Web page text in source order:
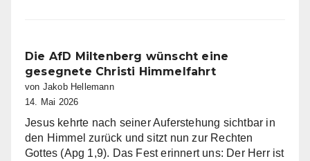
Die AfD Miltenberg wünscht eine
gesegnete Christi Himmelfahrt
von Jakob Hellemann
14. Mai 2026
Jesus kehrte nach seiner Auferstehung sichtbar in
den Himmel zurück und sitzt nun zur Rechten
Gottes (Apg 1,9). Das Fest erinnert uns: Der Herr ist